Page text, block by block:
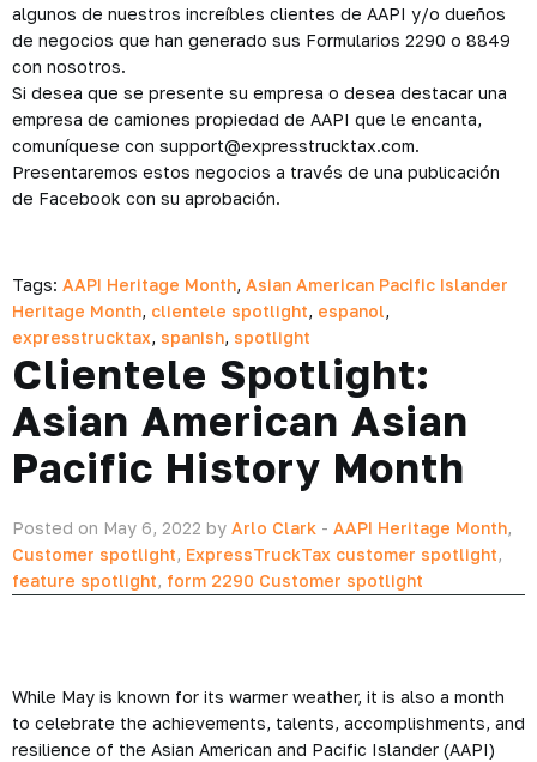
algunos de nuestros increíbles clientes de AAPI y/o dueños
de negocios que han generado sus Formularios 2290 o 8849
con nosotros.
Si desea que se presente su empresa o desea destacar una
empresa de camiones propiedad de AAPI que le encanta,
comuníquese con support@expresstrucktax.com.
Presentaremos estos negocios a través de una publicación
de Facebook con su aprobación.
Tags: AAPI Heritage Month, Asian American Pacific Islander
Heritage Month, clientele spotlight, espanol,
expresstrucktax, spanish, spotlight
Clientele Spotlight:
Asian American Asian
Pacific History Month
Posted on May 6, 2022 by Arlo Clark - AAPI Heritage Month,
Customer spotlight, ExpressTruckTax customer spotlight,
feature spotlight, form 2290 Customer spotlight
While May is known for its warmer weather, it is also a month
to celebrate the achievements, talents, accomplishments, and
resilience of the Asian American and Pacific Islander (AAPI)